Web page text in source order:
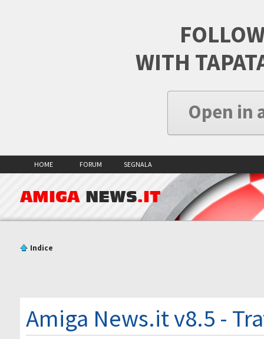
WITH
Open in
HOME FORUM SEGNALA
AMIGA NEWS.IT
Indice
Amiga News.it v8.5 -